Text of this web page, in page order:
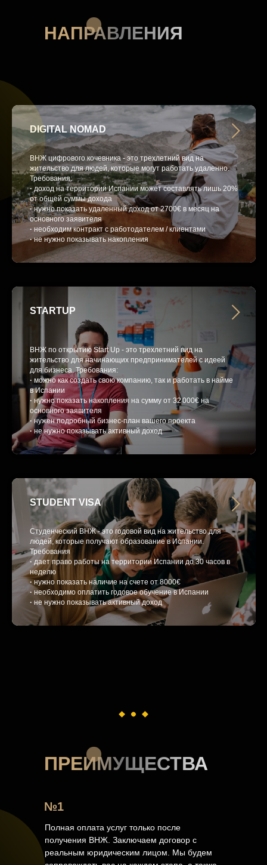
НАПРАВЛЕНИЯ
DIGITAL NOMAD
ВНЖ цифрового кочевника - это трехлетний вид на
жительство для людей, которые могут работать удаленно.
Требования:
·доход на территории Испании может составлять лишь 20%
от общей суммы дохода
·нужно показать удаленный доход от 2700€ в месяц на
основного заявителя
· необходим контракт с работодателем / клиентами
·не нужно показывать накопления
STARTUP
ВНЖ по открытию Start Up - это трехлетний вид на
жительство для начинающих предпринимателей с идеей
для бизнеса. Требования:
· можно как создать свою компанию, так и работать в найме
в Испании
· нужно показать накопления на сумму от 32 000€ на
основного заявителя
· нужен подробный бизнес-план вашего проекта
·не нужно показывать активный доход
STUDENT VISA
Студенческий ВНЖ - это годовой вид на жительство для
людей, которые получают образование в Испании.
Требования
· дает право работы на территории Испании до 30 часов в
неделю
· нужно показать наличие на счете от 8000€
· необходимо оплатить годовое обучение в Испании
· не нужно показывать активный доход
ПРЕИМУЩЕСТВА
№1
Полная оплата услуг только после
получения ВНЖ. Заключаем договор с
реальным юридическим лицом. Мы будем